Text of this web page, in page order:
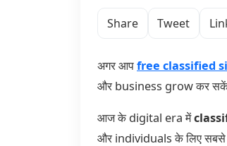
Share Tweet
अगर आपfree classified
और business grow कर
आज के digital era में
और individuals के लिए सबसे